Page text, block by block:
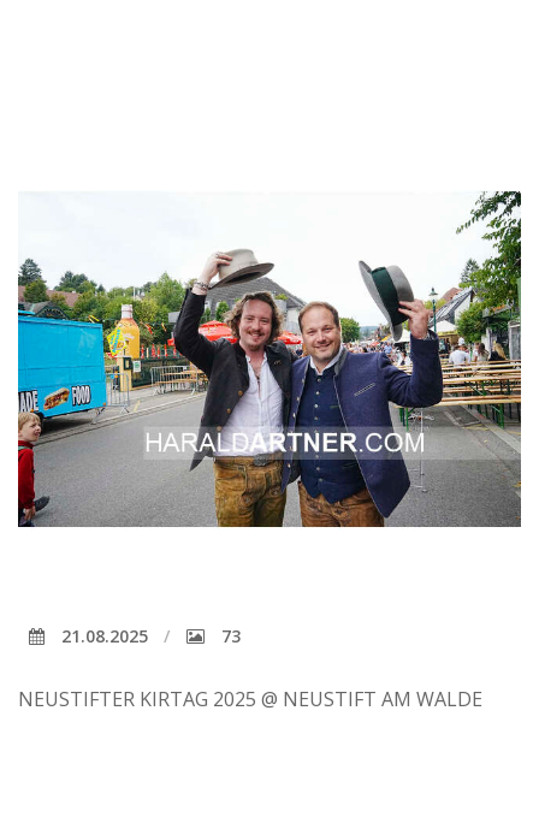
21.08.2025 73
NEUSTIFTER KIRTAG 2025 @ NEUSTIFT AM WALDE